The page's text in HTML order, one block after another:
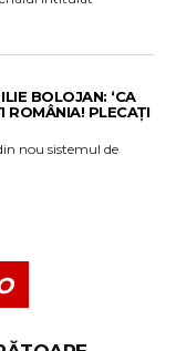
BOLOJAN: ‘CA
ROMÂNIA! PLECAȚI
nou sistemul de